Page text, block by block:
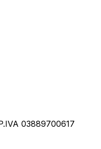
03889700617